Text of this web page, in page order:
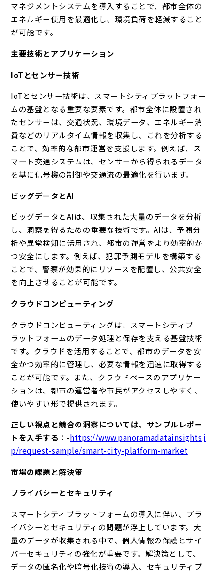
マネジメントシステムを導入することで、都市全体の
エネルギー使用を最適化し、環境負荷を軽減すること
が可能です。
主要技術とアプリケーション
IoTとセンサー技術
IoTとセンサー技術は、スマートシティプラットフォー
ムの基盤となる重要な要素です。都市全体に設置され
たセンサーは、交通状況、環境データ、エネルギー消
費などのリアルタイム情報を収集し、これを分析する
ことで、効率的な都市運営を支援します。例えば、ス
マート交通システムは、センサーから得られるデータ
を基に信号機の制御や交通流の最適化を行います。
ビッグデータとAI
ビッグデータとAIは、収集された大量のデータを分析
し、洞察を得るための重要な技術です。AIは、予測分
析や異常検知に活用され、都市の運営をより効率的か
つ安全にします。例えば、犯罪予測モデルを構築する
ことで、警察が効果的にリソースを配置し、公共安全
を向上させることが可能です。
クラウドコンピューティング
クラウドコンピューティングは、スマートシティプ
ラットフォームのデータ処理と保存を支える基盤技術
です。クラウドを活用することで、都市のデータを安
全かつ効率的に管理し、必要な情報を迅速に取得する
ことが可能です。また、クラウドベースのアプリケー
ションは、都市の運営者や市民がアクセスしやすく、
使いやすい形で提供されます。
正しい視点と競合の洞察については、サンプルレポー
トを入手する： -https://www.panoramadatainsights.j
p/request-sample/smart-city-platform-market
市場の課題と解決策
プライバシーとセキュリティ
スマートシティプラットフォームの導入に伴い、プラ
イバシーとセキュリティの問題が浮上しています。大
量のデータが収集される中で、個人情報の保護とサイ
バーセキュリティの強化が重要です。解決策として、
データの匿名化や暗号化技術の導入、セキュリティプ